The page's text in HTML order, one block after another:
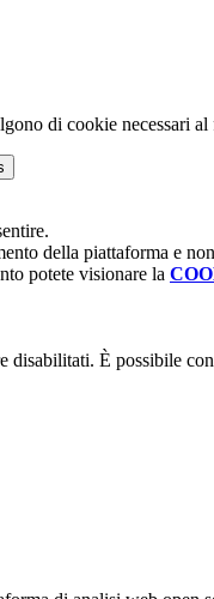
di cookie necessari
della piattaforma e
potete visionare la
disabilitati. È possibile